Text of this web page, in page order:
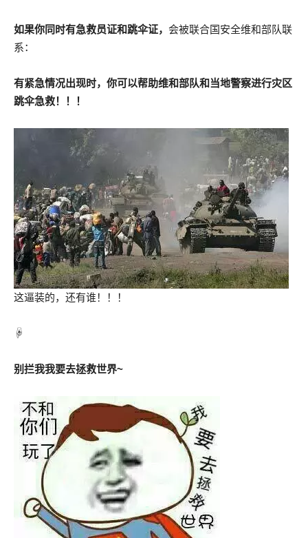
如果你同时有急救员证和跳伞证， 会被联合国安全维和部队联
系：
有紧急情况出现时，你可以帮助维和部队和当地警察进行灾区
跳伞急救！！！
这逼装的，还有谁！！！
☟
别拦我我要去拯救世界~